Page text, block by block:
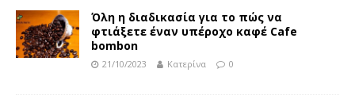
Όλη η διαδικασία για το πώς να
φτιάξετε έναν υπέροχο καφέ Cafe
bombon
21/10/2023 Κατερίνα 0